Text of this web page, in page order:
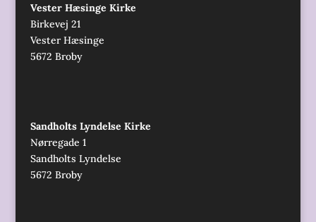
Vester Hæsinge Kirke
Birkevej 21
Vester Hæsinge
5672 Broby
Sandholts Lyndelse Kirke
Nørregade 1
Sandholts Lyndelse
5672 Broby